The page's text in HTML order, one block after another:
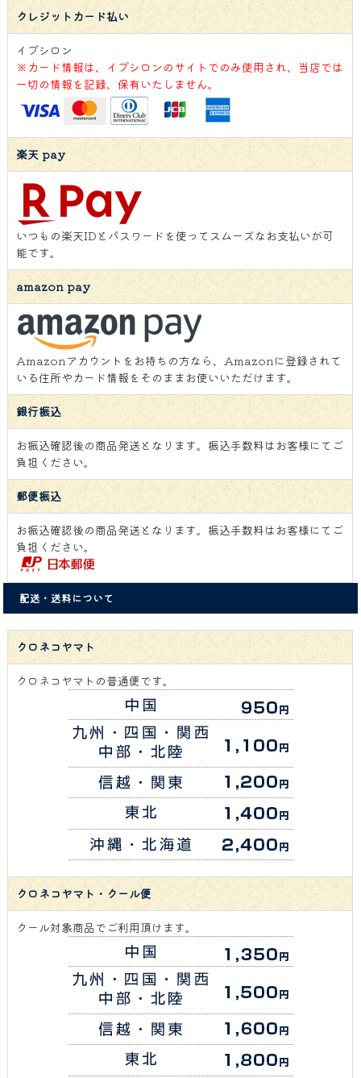
クレジットカード払い
イプシロン
※カード情報は、イプシロンのサイトでのみ使用され、当店では
一切の情報を記録、保有いたしません。
楽天 pay
いつもの楽天IDとパスワードを使ってスムーズなお支払いが可
能です。
amazon pay
Amazonアカウントをお持ちの方なら、Amazonに登録されて
いる住所やカード情報をそのままお使いいただけます。
銀行振込
お振込確認後の商品発送となります。振込手数料はお客様にてご
負担ください。
郵便振込
お振込確認後の商品発送となります。振込手数料はお客様にてご
負担ください。
配送・送料について
クロネコヤマト
クロネコヤマトの普通便です。
クロネコヤマト・クール便
クール対象商品でご利用頂けます。